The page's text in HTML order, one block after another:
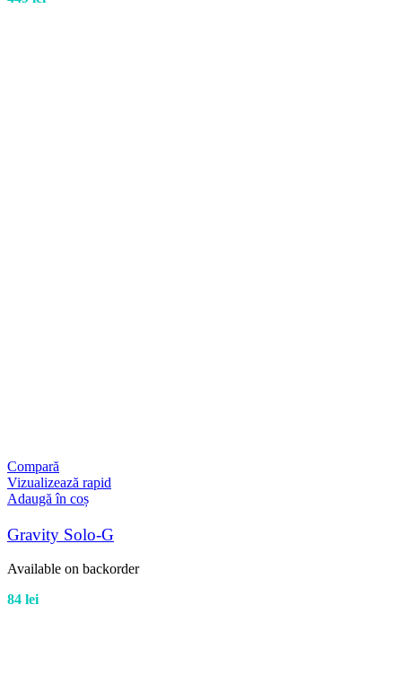
Compară
Vizualizează rapid
Adaugă în coș
Gravity Solo-G
Available on backorder
84 lei